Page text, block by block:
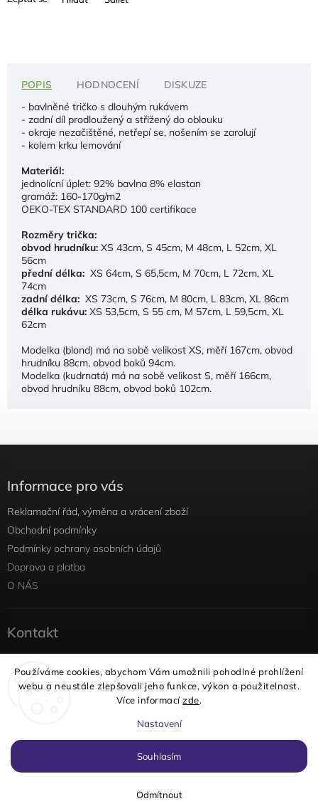
Používáme cookies, abychom Vám umožnili pohodlné prohlížení
webu a neustále zlepšovali jeho funkce, výkon a použitelnost.
Více informacízde.
Nastavení
Odmítnout
Souhlasím
POPIS HODNOCENÍ
DISKUZE
- bavlněné tričko s dlouhým rukávem
- zadní díl prodloužený a střižený do oblouku
- okraje nezačištěné, netřepí se, nošením se zarolují
- kolem krku lemování
Materiál:
jednolícní úplet: 92% bavlna 8% elastan
gramáž: 160-170g/m2
OEKO-TEX STANDARD 100 certifikace
Rozměry trička:
obvod hrudníku: XS 43cm, S 45cm, M 48cm, L 52cm, XL
56cm
přední délka: XS 64cm, S 65,5cm, M 70cm, L 72cm, XL
74cm
zadní délka: XS 73cm, S 76cm, M 80cm, L 83cm, XL 86cm
délka rukávu: XS 53,5cm, S 55 cm, M 57cm, L 59,5cm, XL
62cm
Modelka (blond) má na sobě velikost XS, měří 167cm, obvod
hrudníku 88cm, obvod boků 94cm.
Modelka (kudrnatá) má na sobě velikost S, měří 166cm,
obvod hrudníku 88cm, obvod boků 102cm.
Informace pro vás
Reklamační řád, výměna a vrácení zboží
Obchodní podmínky
Podmínky ochrany osobních údajů
Doprava a platba
O NÁS
Kontakt
info@yellowviolet.cz
+420 604 354 375
yellowviolet. Všechna práva vyhrazena.